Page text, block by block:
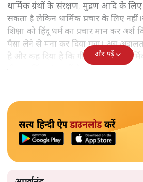
धार्मिक ग्रंथों के संरक्षण, मुद्रण आदि के लिए
सकता है लेकिन धार्मिक प्रचार के लिए
शिक्षा को हिंदू धर्म का प्रचार मान कर अर्श
पैसा लेने से मना कर दिया गया। अब अदालत
है और कह दिया है कि गीता की शिक्षा
गीता धार्मिक ग्रंथ नहीं है।
और पढ़ें
सत्य हिन्दी ऐपडाउनलोडकरें